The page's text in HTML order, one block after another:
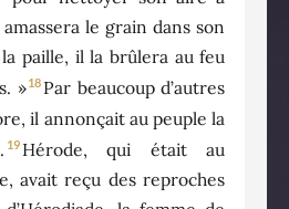
le grain dans son
paille, il la brûlera au feu
»18 Par beaucoup d’autres
il annonçait au peuple la
19 Hérode, qui était au
avait reçu des reproches